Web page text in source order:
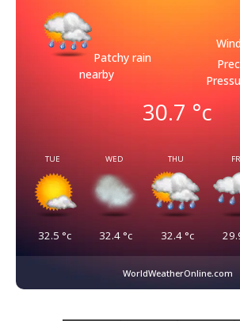
Patchy rain
nearby
30.7 °c
TUE
32.5 °c
WED
32.4 °c
THU
32.4°c
WorldWeatherOnline.com